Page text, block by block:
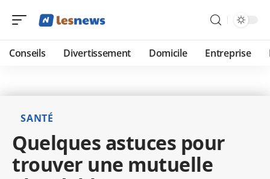
Conseils Divertissement Domicile Entreprise
SANTÉ
Quelques astuces pour
trouver une mutuelle